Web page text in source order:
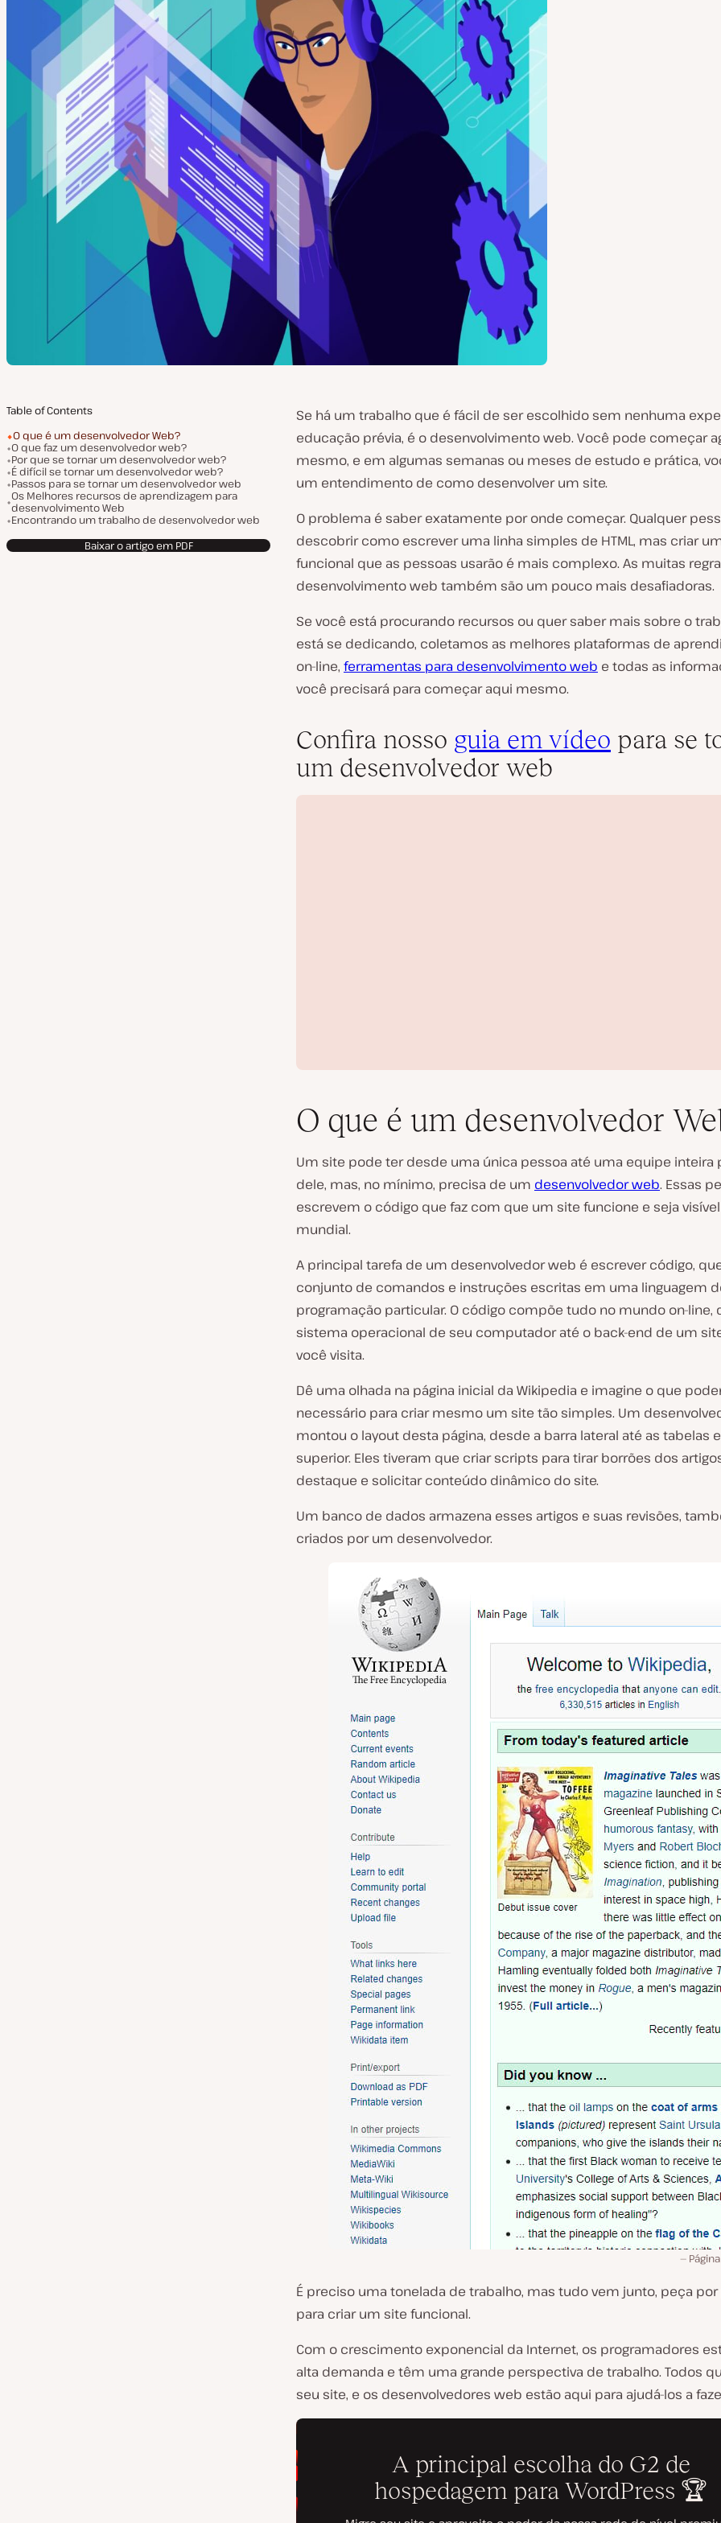
Table of Contents
O que é um desenvolvedor Web?
O que faz um desenvolvedor web?
Por que se tornar um desenvolvedor web?
É difícil se tornar um desenvolvedor web?
Passos para se tornar um desenvolvedor web
Os Melhores recursos de aprendizagem para
desenvolvimento Web
Encontrando um trabalho de desenvolvedor web
Baixar o artigo em PDF
Se há um trabalho que é fácil de ser escolhido sem nenhuma
educação prévia, é o desenvolvimento web. Você pode começar
mesmo, e em algumas semanas ou meses de estudo e prática,
um entendimento de como desenvolver um site.
O problema é saber exatamente por onde começar. Qualquer
descobrir como escrever uma linha simples de HTML, mas criar
funcional que as pessoas usarão é mais complexo. As muitas
desenvolvimento web também são um pouco mais desafiadoras.
Se você está procurando recursos ou quer saber mais sobre o
está se dedicando, coletamos as melhores plataformas de
on-line, ferramentas para desenvolvimento web e todas as
você precisará para começar aqui mesmo.
Confira nosso guia em vídeo para se
um desenvolvedor web
R
r
o
d
z
i
d
o
O que é um desenvolvedor
Um site pode ter desde uma única pessoa até uma equipe inteira
dele, mas, no mínimo, precisa de um desenvolvedor web. Essas
escrevem o código que faz com que um site funcione e seja
mundial.
A principal tarefa de um desenvolvedor web é escrever código,
conjunto de comandos e instruções escritas em uma linguagem
programação particular. O código compõe tudo no mundo on-line,
sistema operacional de seu computador até o back-end de um
você visita.
Dê uma olhada na página inicial da Wikipedia e imagine o que
necessário para criar mesmo um site tão simples. Um
montou o layout desta página, desde a barra lateral até as tabelas
superior. Eles tiveram que criar scripts para tirar borrões dos
destaque e solicitar conteúdo dinâmico do site.
Um banco de dados armazena esses artigos e suas revisões,
criados por um desenvolvedor.
É preciso uma tonelada de trabalho, mas tudo vem junto, peça por
para criar um site funcional.
Com o crescimento exponencial da Internet, os programadores
alta demanda e têm uma grande perspectiva de trabalho. Todos
seu site, e os desenvolvedores web estão aqui para ajudá-los a